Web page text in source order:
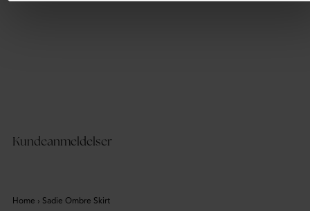
Kundeanmeldelser
Home › Sadie Ombre Skirt